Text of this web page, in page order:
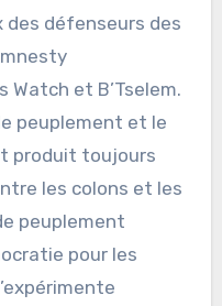
des défenseurs des
et B’Tselem.
peuplement et le
produit toujours
les colons et les
peuplement
pour les